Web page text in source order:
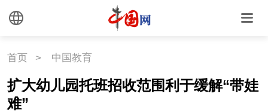
首页 > 中国教育
扩大幼儿园托班招收范围利于缓解“带娃
难”